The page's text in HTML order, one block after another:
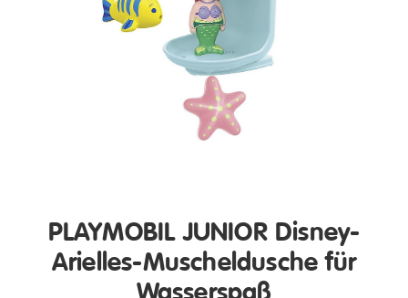
PLAYMOBIL JUNIOR Disney-
Arielles-Muscheldusche für